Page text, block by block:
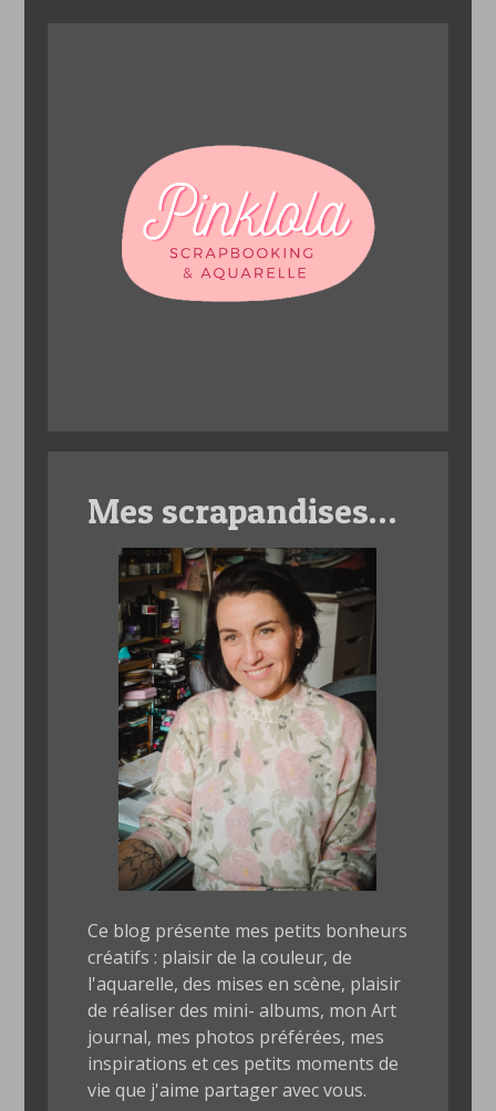
Mes scrapandises…
Ce blog présente mes petits bonheurs
créatifs : plaisir de la couleur, de
l'aquarelle, des mises en scène, plaisir
de réaliser des mini- albums, mon Art
journal, mes photos préférées, mes
inspirations et ces petits moments de
vie que j'aime partager avec vous.